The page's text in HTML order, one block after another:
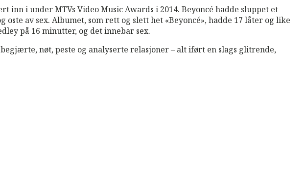
i under MTVs Video Music Awards i 2014. Beyoncé hadde sluppet et
av sex. Albumet, som rett og slett het «Beyoncé», hadde 17 låter og like
på 16 minutter, og det innebar sex.
nøt, peste og analyserte relasjoner – alt iført en slags glitrende,